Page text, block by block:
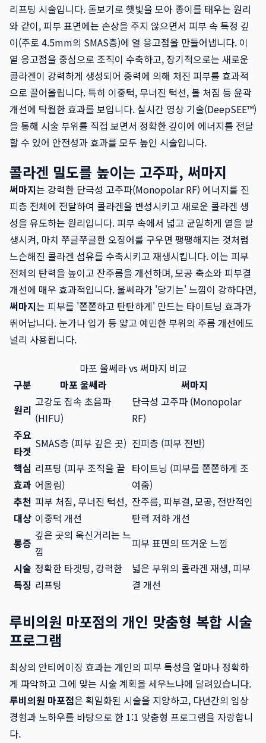
리프팅 시술입니다. 돋보기로 햇빛을 모아 종이를 태우는 원리
와 같이, 피부 표면에는 손상을 주지 않으면서 피부 속 특정 깊
이(주로 4.5mm의 SMAS층)에 열 응고점을 만들어냅니다. 이
열 응고점을 중심으로 조직이 수축하고, 장기적으로는 새로운
콜라겐이 강력하게 생성되어 중력에 의해 처진 피부를 효과적
으로 끌어올립니다. 특히 이중턱, 무너진 턱선, 볼 처짐 등 윤곽
개선에 탁월한 효과를 보입니다. 실시간 영상 기술(DeepSEE™)
을 통해 시술 부위를 직접 보면서 정확한 깊이에 에너지를 전달
할 수 있어 안전성과 효과를 모두 높인 시술입니다.
콜라겐 밀도를 높이는 고주파, 써마지
써마지는 강력한 단극성 고주파(Monopolar RF) 에너지를 진
피층 전체에 전달하여 콜라겐을 변성시키고 새로운 콜라겐 생
성을 유도하는 원리입니다. 피부 속에서 넓고 균일하게 열을 발
생시켜, 마치 쭈글쭈글한 오징어를 구우면 팽팽해지는 것처럼
느슨해진 콜라겐 섬유를 수축시키고 재생시킵니다. 이는 피부
전체의 탄력을 높이고 잔주름을 개선하며, 모공 축소와 피부결
개선에 매우 효과적입니다. 울쎄라가 '당기는' 느낌이 강하다면,
써마지는 피부를 '쫀쫀하고 탄탄하게' 만드는 타이트닝 효과가
뛰어납니다. 눈가나 입가 등 얇고 예민한 부위의 주름 개선에도
널리 사용됩니다.
마포 울쎄라 vs 써마지 비교
구분
마포 울쎄라
써마지
원리
고강도 집속 초음파
(HIFU)
단극성 고주파 (Monopolar
RF)
주요
타겟
SMAS층 (피부 깊은 곳) 진피층 (피부 전반)
핵심
효과
리프팅 (피부 조직을 끌
어올림)
타이트닝 (피부를 쫀쫀하게 조
여줌)
추천
대상
피부 처짐, 무너진 턱선,
이중턱 개선
잔주름, 피부결, 모공, 전반적인
탄력 저하 개선
통증
깊은 곳의 욱신거리는 느
낌
피부 표면의 뜨거운 느낌
시술
특징
정확한 타겟팅, 강력한
리프팅
넓은 부위의 콜라겐 재생, 피부
결 개선
루비의원 마포점의 개인 맞춤형 복합 시술
프로그램
최상의 안티에이징 효과는 개인의 피부 특성을 얼마나 정확하
게 파악하고 그에 맞는 시술 계획을 세우느냐에 달려있습니다.
루비의원 마포점은 획일화된 시술을 지양하고, 다년간의 임상
경험과 노하우를 바탕으로 한 1:1 맞춤형 프로그램을 자랑합니
다.